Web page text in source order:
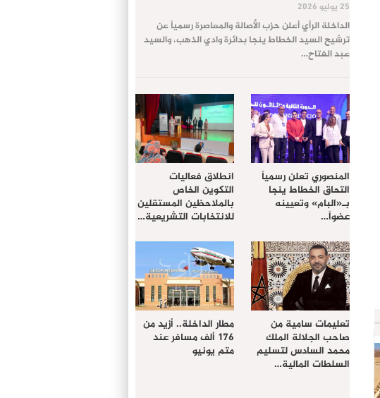
25 يوليو 2026
الداخلة الرأي أعلن حزب الأصالة والمعاصرة رسمياً عن
ترشيح السيد الخطاط ينجا بدائرة وادي الذهب، والسيد
عبد الفتاح…
المنصوري تعلن رسمياً
التحاق الخطاط ينجا
بـ«البام» وتعيينه
عضواً…
انطلاق فعاليات
التكوين الخاص
بالملاحظين المستقلين
للانتخابات التشريعية…
تعليمات سامية من
صاحب الجلالة الملك
محمد السادس لتسليم
السلطات المالية…
مطار الداخلة.. أزيد من
176 ألف مسافر عند
متم يونيو